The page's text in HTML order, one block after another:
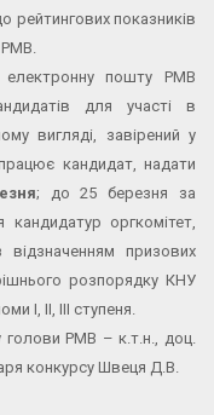
рейтингових показників
РМВ.
електронну пошту РМВ
для участі в
вигляді, завірений у
кандидат, надати
; до 25 березня за
оргкомітет,
призових
розпорядку КНУ
I, II, III ступеня.
голови РМВ – к.т.н., доц.
конкурсу Швеця Д.В.